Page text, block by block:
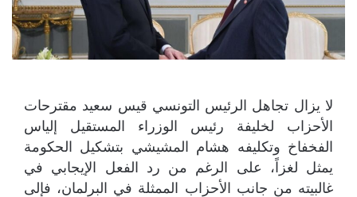
لا يزال تجاهل الرئيس التونسي قيس سعيد مقترحات
الأحزاب لخليفة رئيس الوزراء المستقيل إلياس
الفخفاخ وتكليفه هشام المشيشي بتشكيل الحكومة
يمثل لغزاً، على الرغم من رد الفعل الإيجابي في
غالبيته من جانب الأحزاب الممثلة في البرلمان، فإلى